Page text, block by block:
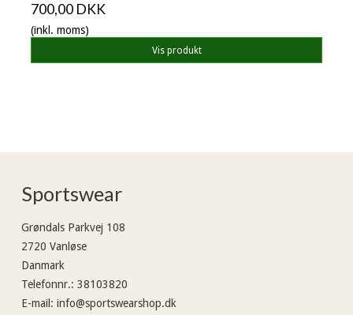
700,00 DKK
(inkl. moms)
Vis produkt
Sportswear
Grøndals Parkvej 108
2720 Vanløse
Danmark
Telefonnr.: 38103820
E-mail : info@sportswearshop.dk